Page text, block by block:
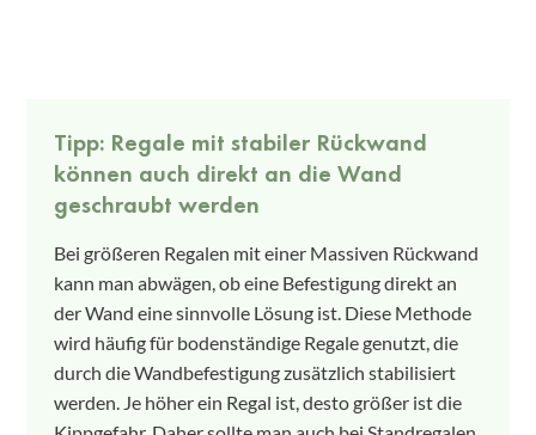
Tipp: Regale mit stabiler Rückwand
können auch direkt an die Wand
geschraubt werden
Bei größeren Regalen mit einer Massiven Rückwand
kann man abwägen, ob eine Befestigung direkt an
der Wand eine sinnvolle Lösung ist. Diese Methode
wird häufig für bodenständige Regale genutzt, die
durch die Wandbefestigung zusätzlich stabilisiert
werden. Je höher ein Regal ist, desto größer ist die